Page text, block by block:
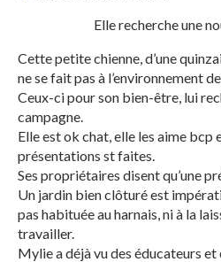
Elle recherche une
Cette petite chienne, d’une
ne se fait pas à l’environnement
Ceux-ci pour son bien-être, lui
campagne.
Elle est ok chat, elle les aime bcp
présentations st faites.
Ses propriétaires disent qu’une
Un jardin bien clôturé est
pas habituée au harnais, ni à la
travailler.
Mylie a déjà vu des éducateurs